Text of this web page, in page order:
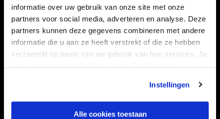
informatie over uw gebruik van onze site met onze
partners voor social media, adverteren en analyse. Deze
partners kunnen deze gegevens combineren met andere
informatie die u aan ze heeft verstrekt of die ze hebben
verzameld op basis van uw gebruik van hun services. Je
kan je toestemming beheren op de Cookiepagina.
Instellingen
Alle cookies toestaan
Navigeer naar
CLUB
FOUNDATION